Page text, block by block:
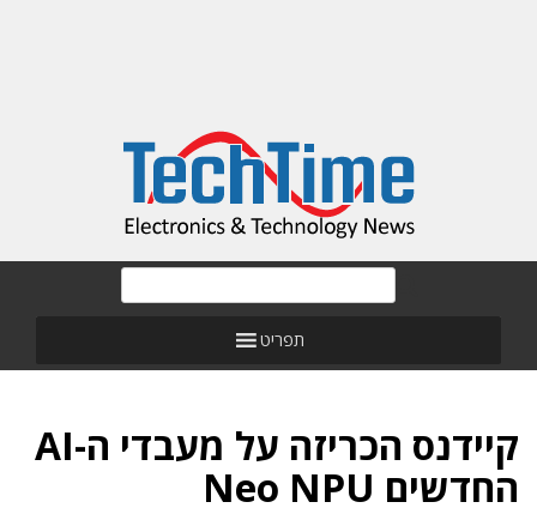
תפריט
קיידנס הכריזה על מעבדי ה-AI
החדשים Neo NPU